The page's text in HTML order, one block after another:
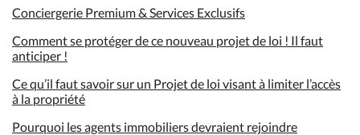
Conciergerie Premium & Services Exclusifs
Comment se protéger de ce nouveau projet de loi ! Il faut
anticiper !
Ce qu’il faut savoir sur un Projet de loi visant à limiter l’accès
à la propriété
Pourquoi les agents immobiliers devraient rejoindre